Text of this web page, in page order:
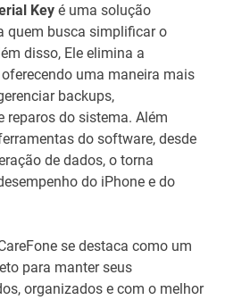
Key é uma solução
quem busca simplificar o
disso, Ele elimina a
uma maneira mais
backups,
reparos do sistema. Além
do software, desde
de dados, o torna
do iPhone e do
se destaca como um
para manter seus
organizados e com o melhor